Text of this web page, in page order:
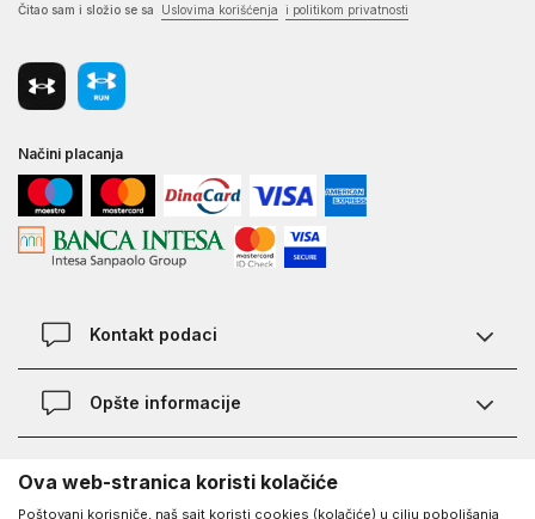
Čitao sam i složio se sa Uslovima korišćenja i politikom privatnosti
Načini placanja
Kontakt podaci
Chat
Opšte informacije
Najčešća pitanja
O Under Armour-u
Ova web-stranica koristi kolačiće
Poštovani korisniče, naš sajt koristi cookies (kolačiće) u cilju poboljšanja